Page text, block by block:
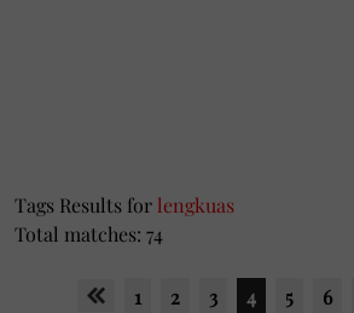
Tags Results for lengkuas
Total matches: 74
1 2 3 4 5 6